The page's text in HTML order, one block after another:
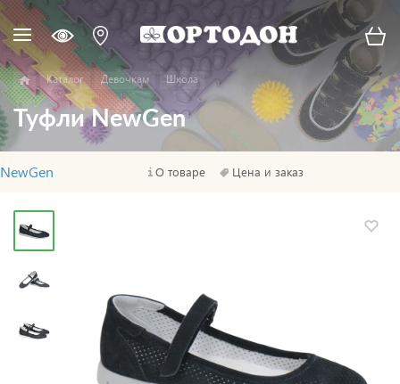
Каталог Девочкам Школа
Туфли NewGen
NewGen О товаре Цена и заказ